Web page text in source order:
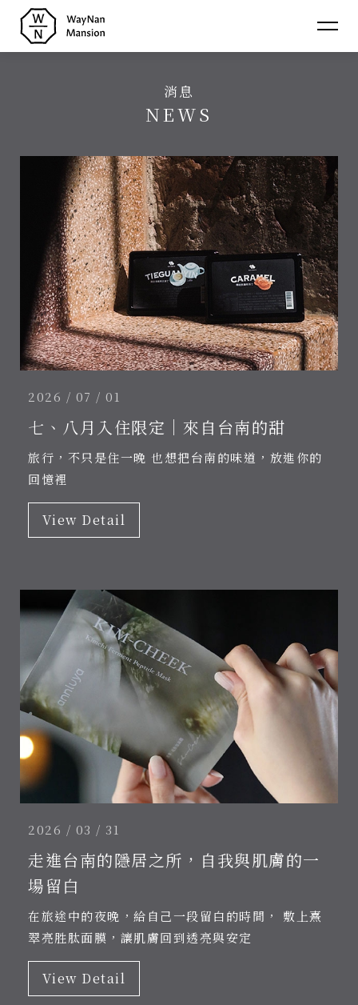
蔚
About
房型 Room
聯絡 Contact
消息
NEWS
2026 / 07 / 01
七、八月入住限定｜來自台南的甜
旅行，不只是住一晚 也想把台南的味道，放進你的
回憶裡
View Detail
2026 / 03 / 31
走進台南的隱居之所，自我與肌膚的一
場留白
在旅途中的夜晚，給自己一段留白的時間， 敷上熹
翠亮胜肽面膜，讓肌膚回到透亮與安定
View Detail